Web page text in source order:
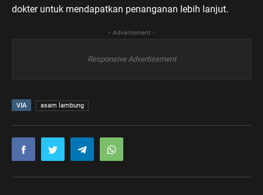
dokter untuk mendapatkan penanganan lebih lanjut.
- Advertisment -
Responsive Advertisement
VIA asam lambung